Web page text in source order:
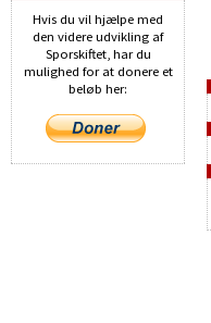
Hvis du vil hjælpe med
den videre udvikling af
Sporskiftet, har du
mulighed for at donere et
beløb her: